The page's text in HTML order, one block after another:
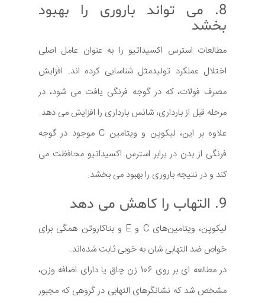
8. می تواند باروری را بهبود
بخشد
مطالعات استرس اکسیداتیو را به عنوان عامل اصلی
اختلال عملکرد تولیدمثل شناسایی کرده اند. افزایش
مصرف فولات، که در گوجه فرنگی یافت می شود، در
مرحله قبل از بارداری، شانس بارداری را افزایش می دهد.
علاوه بر این، لیکوپن و ویتامین C موجود در گوجه
فرنگی از بدن در برابر استرس اکسیداتیو محافظت می
کند و در نتیجه باروری را بهبود می بخشد.
9. التهاب را کاهش می دهد
لیکوپن، ویتامین‌های C و E و بتاکاروتن همگی برای
خواص ضد التهابی‌ شان به خوبی ثابت شده‌اند.
در مطالعه ای بر روی 106 زن چاق یا دارای اضافه وزن،
مشخص شد که نشانگرهای التهابی در گروهی که مجبور